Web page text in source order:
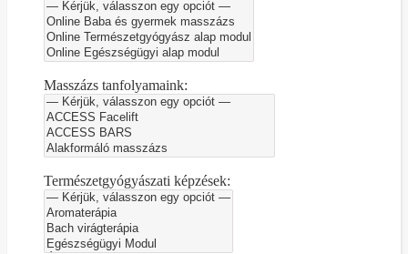
Masszázs tanfolyamaink:
Természetgyógyászati képzések: